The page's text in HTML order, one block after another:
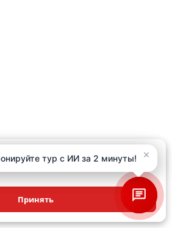
чтобы улучшить ваш опыт на
Принять
×
тур с ИИ за 2 минуты! ×
тур с ИИ за 2 минуты!